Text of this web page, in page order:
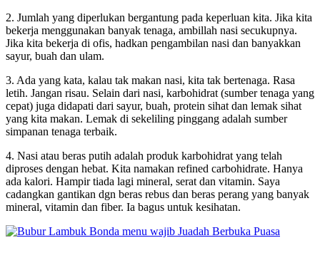
2. Jumlah yang diperlukan bergantung pada keperluan kita. Jika kita
bekerja menggunakan banyak tenaga, ambillah nasi secukupnya.
Jika kita bekerja di ofis, hadkan pengambilan nasi dan banyakkan
sayur, buah dan ulam.
3. Ada yang kata, kalau tak makan nasi, kita tak bertenaga. Rasa
letih. Jangan risau. Selain dari nasi, karbohidrat (sumber tenaga yang
cepat) juga didapati dari sayur, buah, protein sihat dan lemak sihat
yang kita makan. Lemak di sekeliling pinggang adalah sumber
simpanan tenaga terbaik.
4. Nasi atau beras putih adalah produk karbohidrat yang telah
diproses dengan hebat. Kita namakan refined carbohidrate. Hanya
ada kalori. Hampir tiada lagi mineral, serat dan vitamin. Saya
cadangkan gantikan dgn beras rebus dan beras perang yang banyak
mineral, vitamin dan fiber. Ia bagus untuk kesihatan.